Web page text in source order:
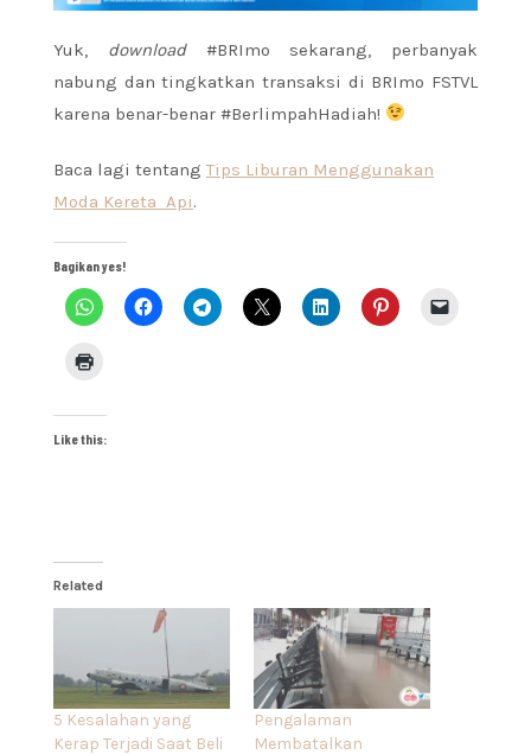
Yuk, download#BRImo sekarang, perbanyak
nabung dan tingkatkan transaksi di BRImo FSTVL
karena benar-benar #BerlimpahHadiah!
Baca lagi tentangTips Liburan Menggunakan
Moda Kereta Api.
Bagikan yes!
Like this:
Related
5 Kesalahan yang
Kerap Terjadi Saat Beli
Pengalaman
Membatalkan